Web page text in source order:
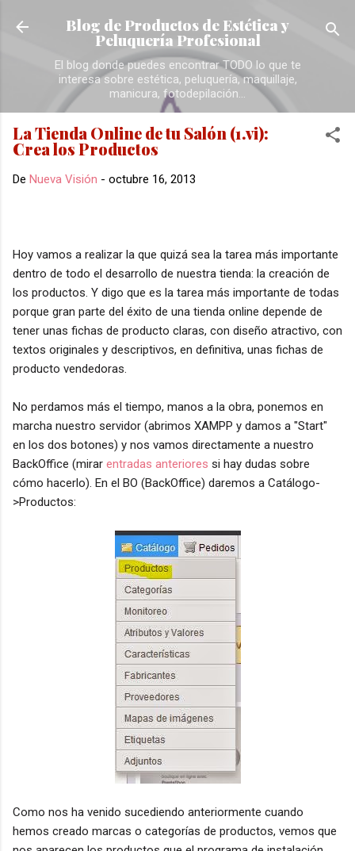
Ir al contenido principal
Blog de Productos de Estética y
Peluquería Profesional
El blog donde puedes encontrar TODO lo que te
interesa sobre estética, peluquería, maquillaje,
manicura, fotodepilación...
La Tienda Online de tu Salón (1.vi):
Crea los Productos
De Nueva Visión - octubre 16, 2013
Hoy vamos a realizar la que quizá sea la tarea más importante
dentro de todo el desarrollo de nuestra tienda: la creación de
los productos. Y digo que es la tarea más importante de todas
porque gran parte del éxito de una tienda online depende de
tener unas fichas de producto claras, con diseño atractivo, con
textos originales y descriptivos, en definitiva, unas fichas de
producto vendedoras.
No perdamos más el tiempo, manos a la obra, ponemos en
marcha nuestro servidor (abrimos XAMPP y damos a "Start"
en los dos botones) y nos vamos directamente a nuestro
BackOffice (mirar entradas anteriores si hay dudas sobre
cómo hacerlo). En el BO (BackOffice) daremos a Catálogo-
>Productos:
Como nos ha venido sucediendo anteriormente cuando
hemos creado marcas o categorías de productos, vemos que